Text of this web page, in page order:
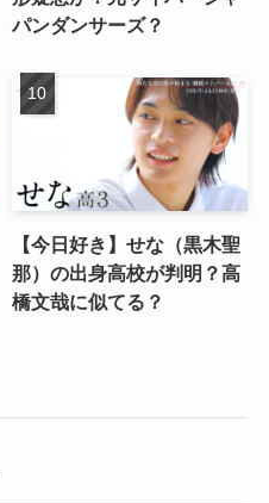
パンダンサーズ？
【今日好き】せな（黒木聖
那）の出身高校が判明？高
橋文哉に似てる？